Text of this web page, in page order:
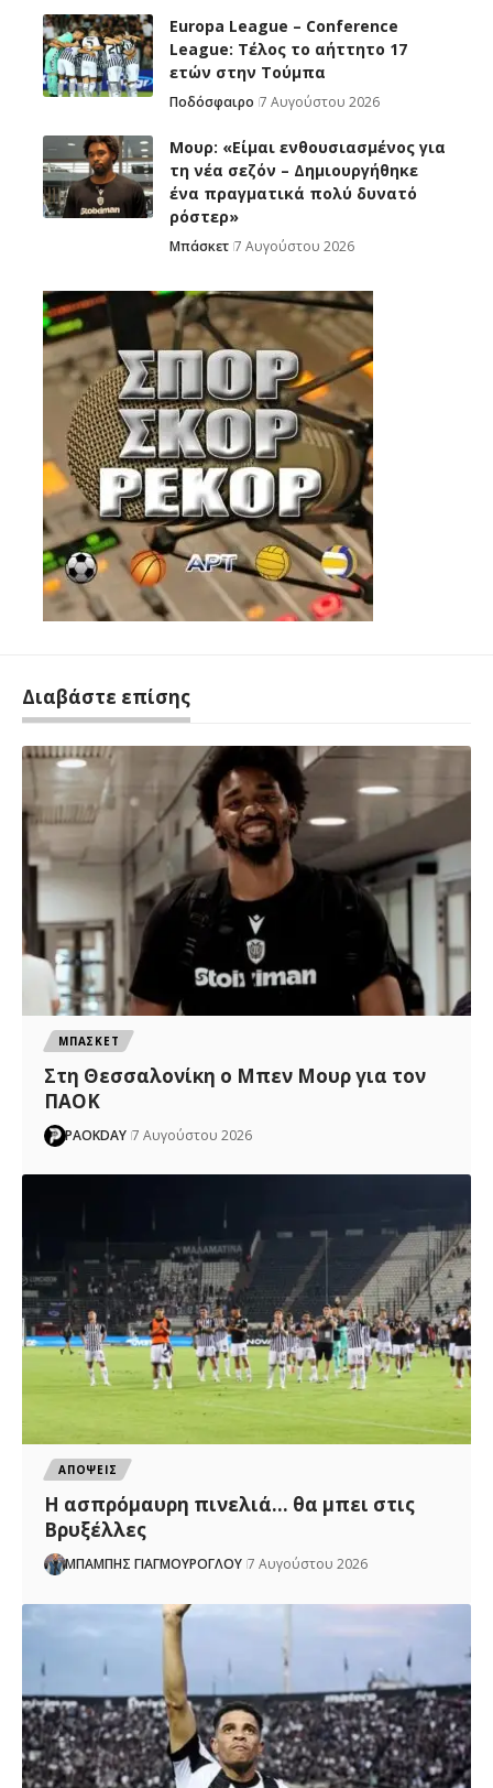
Europa League – Conference
League: Τέλος το αήττητο 17
ετών στην Τούμπα
Ποδόσφαιρο 7 Αυγούστου 2026
Μουρ: «Είμαι ενθουσιασμένος για
τη νέα σεζόν – Δημιουργήθηκε
ένα πραγματικά πολύ δυνατό
ρόστερ»
Μπάσκετ 7 Αυγούστου 2026
Διαβάστε επίσης
ΜΠΑΣΚΕΤ
Στη Θεσσαλονίκη ο Μπεν Μουρ για τον
ΠΑΟΚ
PAOKDAY 7 Αυγούστου 2026
ΑΠΟΨΕΙΣ
Η ασπρόμαυρη πινελιά… θα μπει στις
Βρυξέλλες
ΜΠΑΜΠΗΣ ΓΙΑΓΜΟΥΡΟΓΛΟΥ 7 Αυγούστου 2026